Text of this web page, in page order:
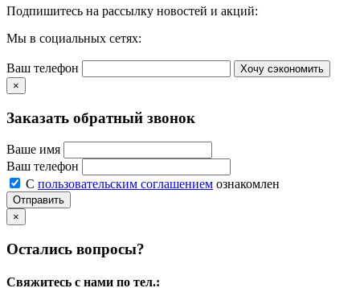
Подпишитесь на рассылку новостей и акций:
Мы в социальных сетях:
Ваш телефон
Хочу сэкономить
×
Заказать обратный звонок
Ваше имя
Ваш телефон
С пользовательским соглашением ознакомлен
Отправить
×
Остались вопросы?
Свяжитесь с нами по тел.: